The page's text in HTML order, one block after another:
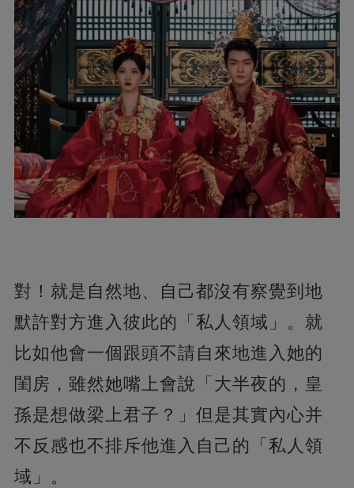
對！就是自然地、自己都沒有察覺到地
默許對方進入彼此的「私人領域」。就
比如他會一個跟頭不請自來地進入她的
閨房，雖然她嘴上會說「大半夜的，皇
孫是想做梁上君子？」但是其實內心并
不反感也不排斥他進入自己的「私人領
域」。